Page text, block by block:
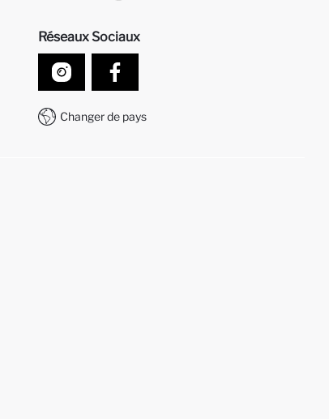
Réseaux Sociaux
Changer de pays